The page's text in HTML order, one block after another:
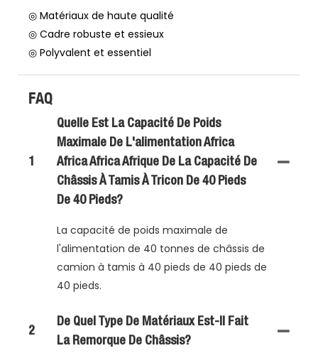
◎ Matériaux de haute qualité
◎ Cadre robuste et essieux
◎ Polyvalent et essentiel
FAQ
1
Quelle Est La Capacité De Poids
Maximale De L'alimentation Africa
Africa Africa Afrique De La Capacité De
Châssis À Tamis À Tricon De 40 Pieds
De 40 Pieds?
La capacité de poids maximale de
l'alimentation de 40 tonnes de châssis de
camion à tamis à 40 pieds de 40 pieds de
40 pieds.
2
De Quel Type De Matériaux Est-Il Fait
La Remorque De Châssis?